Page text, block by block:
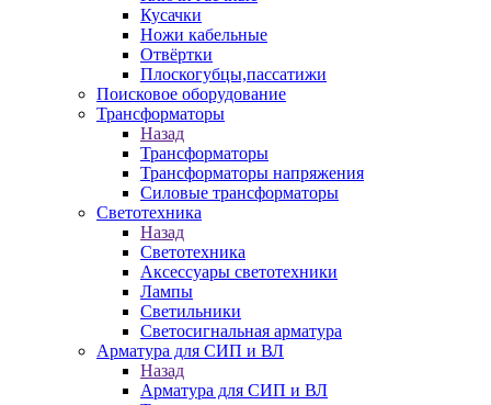
Кусачки
Ножи кабельные
Отвёртки
Плоскогубцы,пассатижи
Поисковое оборудование
Трансформаторы
Назад
Трансформаторы
Трансформаторы напряжения
Силовые трансформаторы
Светотехника
Назад
Светотехника
Аксессуары светотехники
Лампы
Светильники
Светосигнальная арматура
Арматура для СИП и ВЛ
Назад
Арматура для СИП и ВЛ